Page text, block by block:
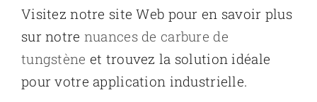
Visitez notre site Web pour en savoir plus
sur notre nuances de carbure de
tungstène et trouvez la solution idéale
pour votre application industrielle.